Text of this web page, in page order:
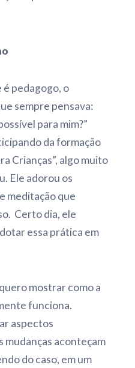
é pedagogo, o
sempre pensava:
para mim?”
da formação
Crianças”, algo muito
Ele adorou os
meditação que
Certo dia, ele
essa prática em
mostrar como a
funciona.
aspectos
mudanças aconteçam
do caso, em um